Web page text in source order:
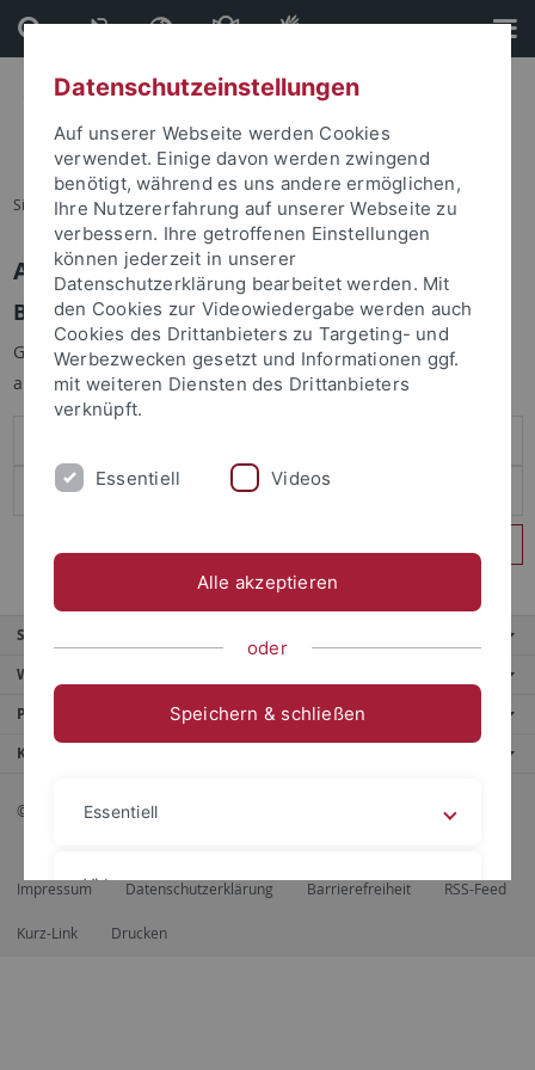
Direkt
zum
Inhalt
Direkt
zur
Fußleiste
Sie sind hier: Startseite
Anmelden
Benutzeranmeldung
Geben Sie Ihren Benutzernamen und Ihr Passwort an um sich
anzumelden:
Service
Weitere Angebote
Portale
Kontaktinfo
© 2026 Eberhard Karls Universität Tübingen, Tübingen
Impressum Datenschutzerklärung Barrierefreiheit RSS-Feed
Kurz-Link Drucken
Datenschutzeinstellungen
Auf unserer Webseite werden Cookies
verwendet. Einige davon werden zwingend
benötigt, während es uns andere ermöglichen,
Ihre Nutzererfahrung auf unserer Webseite zu
verbessern. Ihre getroffenen Einstellungen
können jederzeit in unserer
Datenschutzerklärung bearbeitet werden. Mit
den Cookies zur Videowiedergabe werden auch
Cookies des Drittanbieters zu Targeting- und
Werbezwecken gesetzt und Informationen ggf.
mit weiteren Diensten des Drittanbieters
verknüpft.
Essentiell Videos
Alle akzeptieren
oder
Speichern & schließen
Essentiell
Videos